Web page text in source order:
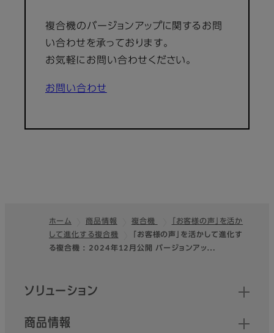
複合機のバージョンアップに関するお問
い合わせを承っております。
お気軽にお問い合わせください。
お問い合わせ
フッター
ホーム 商品情報 複合機
「お客様の声」を活か
して進化する複合機
「お客様の声」を活かして進化す
る複合機 : 2024年12月公開 バージョンアッ…
クイックリンク
ソリューション
商品情報